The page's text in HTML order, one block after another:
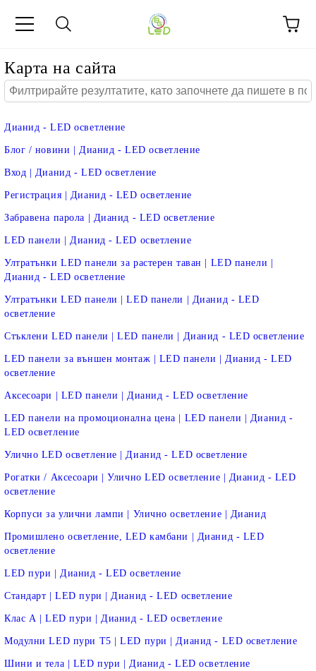
Карта на сайта
Дианид - LED осветление
Блог / новини | Дианид - LED осветление
Вход | Дианид - LED осветление
Регистрация | Дианид - LED осветление
Забравена парола | Дианид - LED осветление
LED панели | Дианид - LED осветление
Ултратънки LED панели за растерен таван | LED панели |
Дианид - LED осветление
Ултратънки LED панели | LED панели | Дианид - LED
осветление
Стъклени LED панели | LED панели | Дианид - LED осветление
LED панели за външен монтаж | LED панели | Дианид - LED
осветление
Аксесоари | LED панели | Дианид - LED осветление
LED панели на промоционална цена | LED панели | Дианид -
LED осветление
Улично LED осветление | Дианид - LED осветление
Рогатки / Аксесоари | Улично LED осветление | Дианид - LED
осветление
Корпуси за улични лампи | Улично осветление | Дианид
Промишлено осветление, LED камбани | Дианид - LED
осветление
LED пури | Дианид - LED осветление
Стандарт | LED пури | Дианид - LED осветление
Клас А | LED пури | Дианид - LED осветление
Модулни LED пури T5 | LED пури | Дианид - LED осветление
Шини и тела | LED пури | Дианид - LED осветление